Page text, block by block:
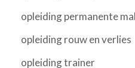
opleiding permanente
opleiding rouw en verlies
opleiding trainer